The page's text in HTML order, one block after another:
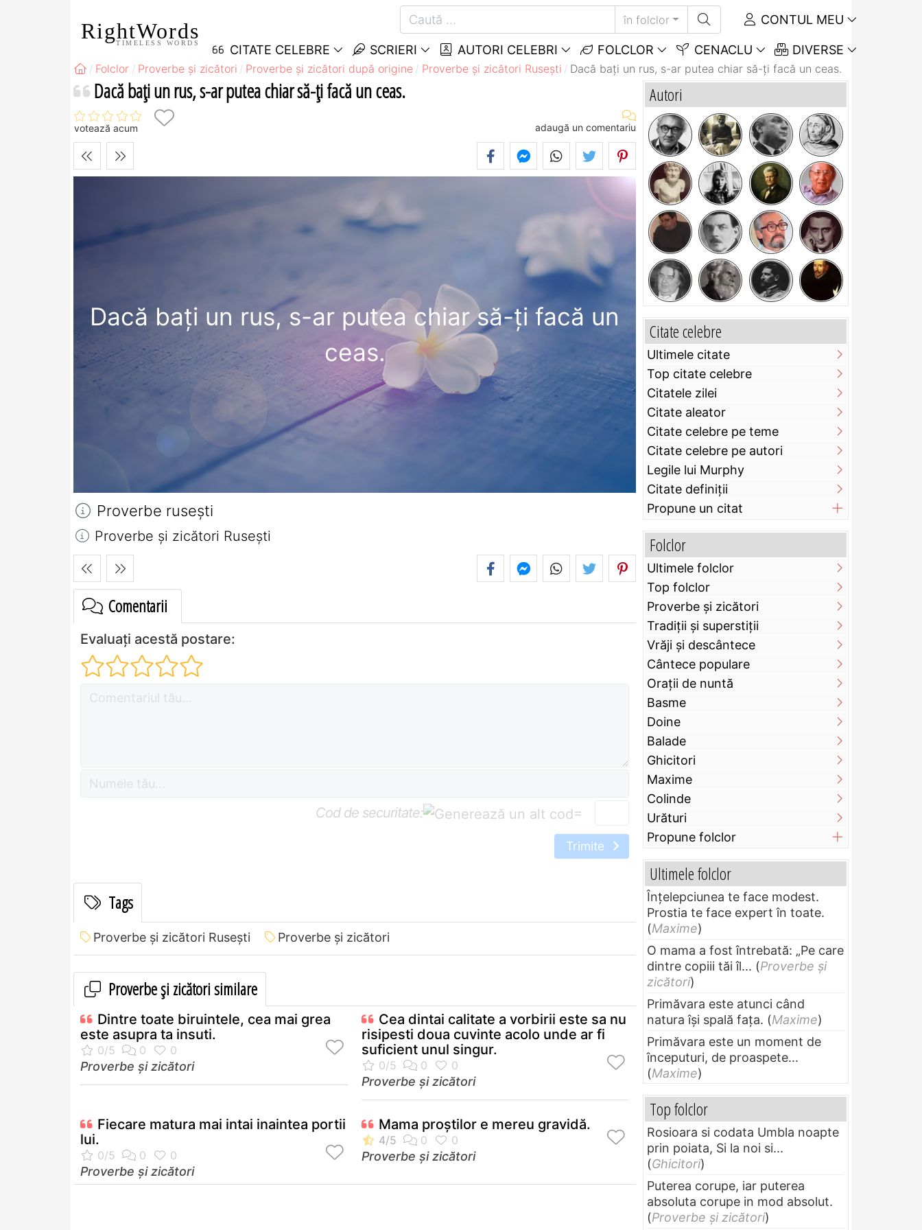
RightWords
TIMELESS WORDS
în folclor CONTUL MEU
CITATE CELEBRE SCRIERI AUTORI CELEBRI FOLCLOR CENACLU DIVERSE
Folclor Proverbe și zicători Proverbe și zicători după origine Proverbe și zicători Ruseşti Dacă baţi un rus, s-ar putea chiar să-ţi facă un ceas.
Dacă baţi un rus, s-ar putea chiar să-ţi facă un ceas.
votează acum adaugă un comentariu
Dacă baţi un rus, s-ar putea chiar să-ţi facă un
ceas.
Proverbe ruseşti
Proverbe și zicători Ruseşti
Comentarii
Evaluați acestă postare:
Cod de securitate: =
Trimite
Tags
Proverbe și zicători Ruseşti Proverbe și zicători
Proverbe și zicători similare
Dintre toate biruintele, cea mai grea
este asupra ta insuti.
Proverbe și zicători
Cea dintai calitate a vorbirii este sa nu
risipesti doua cuvinte acolo unde ar fi
suficient unul singur.
Proverbe și zicători
Fiecare matura mai intai inaintea portii
lui.
Proverbe și zicători
Mama proştilor e mereu gravidă.
Proverbe și zicători
Autori
Citate celebre
Ultimele citate
Top citate celebre
Citatele zilei
Citate aleator
Citate celebre pe teme
Citate celebre pe autori
Legile lui Murphy
Citate definiţii
Propune un citat
Folclor
Ultimele folclor
Top folclor
Proverbe și zicători
Tradiții și superstiții
Vrăji și descântece
Cântece populare
Orații de nuntă
Basme
Doine
Balade
Ghicitori
Maxime
Colinde
Urături
Propune folclor
Ultimele folclor
Înțelepciunea te face modest.
Prostia te face expert în toate.
(Maxime)
O mama a fost întrebată: „Pe care
dintre copiii tăi îl... (Proverbe și
zicători)
Primăvara este atunci când
natura își spală fața. (Maxime)
Primăvara este un moment de
începuturi, de proaspete...
(Maxime)
Top folclor
Rosioara si codata Umbla noapte
prin poiata, Si la noi si...
(Ghicitori)
Puterea corupe, iar puterea
absoluta corupe in mod absolut.
(Proverbe și zicători)